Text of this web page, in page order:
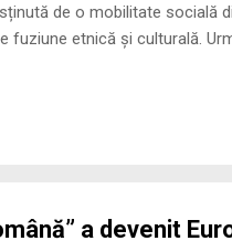
de o mobilitate socială
etnică și culturală.
a devenit